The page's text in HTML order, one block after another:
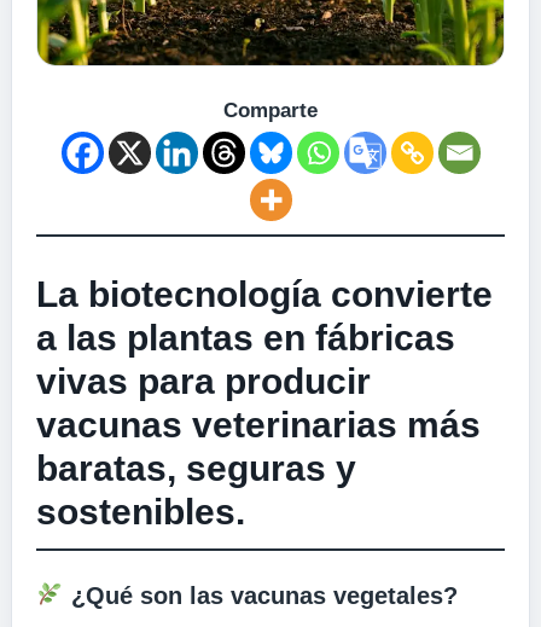
Comparte
La biotecnología convierte
a las plantas en fábricas
vivas para producir
vacunas veterinarias más
baratas, seguras y
sostenibles.
¿Qué son las vacunas vegetales?